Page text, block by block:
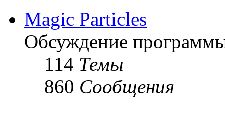
Magic Particles
Обсуждение
114 Темы
860 Сообщения